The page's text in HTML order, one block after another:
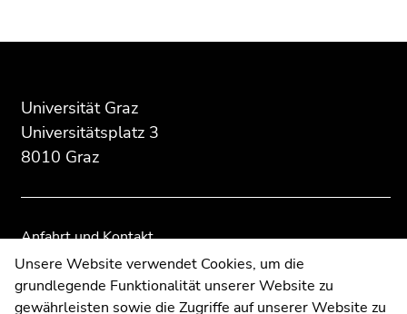
des
Universität Graz
Universitätsplatz 3
8010 Graz
Anfahrt und Kontakt
Kommunikation und Öffentlichkeitsarbeit
Moodle
dieses
Übersicht
Seitenbereiche
dieses
Übersicht
Seitenbereiche
Unsere Website verwendet Cookies, um die
grundlegende Funktionalität unserer Website zu
gewährleisten sowie die Zugriffe auf unserer Website zu